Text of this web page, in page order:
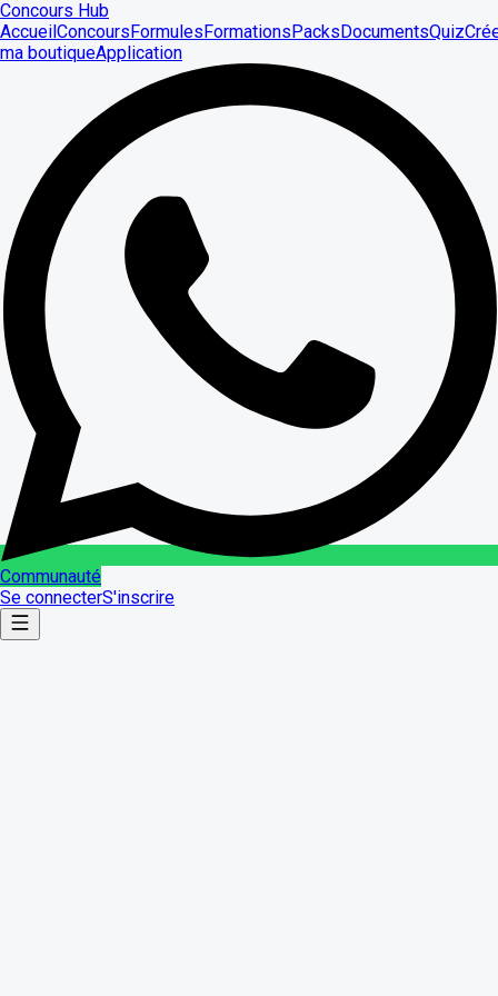
Concours Hub
AccueilConcoursFormulesFormationsPacksDocumentsQuiz
ma boutiqueApplication
Communauté
Se connecterS'inscrire